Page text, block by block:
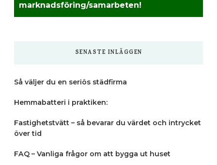
marknadsföring/samarbeten!
SENASTE INLÄGGEN
Så väljer du en seriös städfirma
Hemmabatteri i praktiken:
Fastighetstvätt – så bevarar du värdet och intrycket
över tid
FAQ – Vanliga frågor om att bygga ut huset